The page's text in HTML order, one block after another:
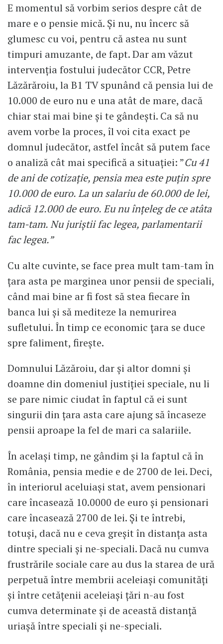
E momentul să vorbim serios despre cât de
mare e o pensie mică. Și nu, nu încerc să
glumesc cu voi, pentru că astea nu sunt
timpuri amuzante, de fapt. Dar am văzut
intervenția fostului judecător CCR, Petre
Lăzărăroiu, la B1 TV spunând că pensia lui de
10.000 de euro nu e una atât de mare, dacă
chiar stai mai bine și te gândești. Ca să nu
avem vorbe la proces, îl voi cita exact pe
domnul judecător, astfel încât să putem face
o analiză cât mai specifică a situației: ”Cu 41
de ani de cotizație, pensia mea este puțin spre
10.000 de euro. La un salariu de 60.000 de lei,
adică 12.000 de euro. Eu nu înțeleg de ce atâta
tam-tam. Nu juriștii fac legea, parlamentarii
fac legea.”
Cu alte cuvinte, se face prea mult tam-tam în
țara asta pe marginea unor pensii de speciali,
când mai bine ar fi fost să stea fiecare în
banca lui și să mediteze la nemurirea
sufletului. În timp ce economic țara se duce
spre faliment, firește.
Domnului Lăzăroiu, dar și altor domni și
doamne din domeniul justiției speciale, nu li
se pare nimic ciudat în faptul că ei sunt
singurii din țara asta care ajung să încaseze
pensii aproape la fel de mari ca salariile.
În același timp, ne gândim și la faptul că în
România, pensia medie e de 2700 de lei. Deci,
în interiorul aceluiași stat, avem pensionari
care încasează 10.0000 de euro și pensionari
care încasează 2700 de lei. Și te întrebi,
totuși, dacă nu e ceva greșit în distanța asta
dintre speciali și ne-speciali. Dacă nu cumva
frustrările sociale care au dus la starea de ură
perpetuă între membrii aceleiași comunități
și între cetățenii aceleiași țări n-au fost
cumva determinate și de această distanță
uriașă între speciali și ne-speciali.